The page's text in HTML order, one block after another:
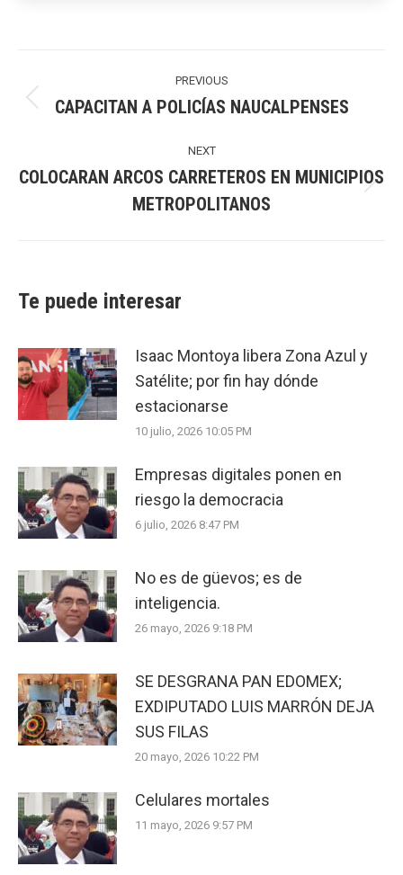
navigation
PREVIOUS
Previous
CAPACITAN A POLICÍAS NAUCALPENSES
NEXT
post:
COLOCARAN ARCOS CARRETEROS EN MUNICIPIOS
METROPOLITANOS
Te puede interesar
Isaac Montoya libera Zona Azul y
Satélite; por fin hay dónde
estacionarse
10 julio, 2026 10:05 PM
Empresas digitales ponen en
riesgo la democracia
6 julio, 2026 8:47 PM
No es de güevos; es de
inteligencia.
26 mayo, 2026 9:18 PM
SE DESGRANA PAN EDOMEX;
EXDIPUTADO LUIS MARRÓN DEJA
SUS FILAS
20 mayo, 2026 10:22 PM
Celulares mortales
11 mayo, 2026 9:57 PM